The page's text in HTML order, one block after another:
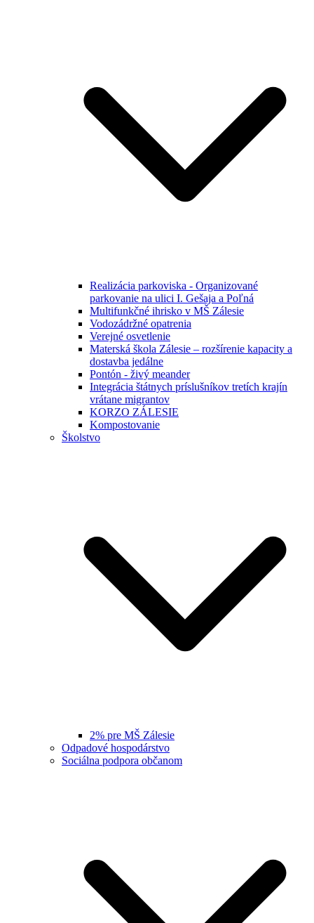
Realizácia parkoviska - Organizované
parkovanie na ulici I. Gešaja a Poľná
Multifunkčné ihrisko v MŠ Zálesie
Vodozádržné opatrenia
Verejné osvetlenie
Materská škola Zálesie – rozšírenie kapacity a
dostavba jedálne
Pontón - živý meander
Integrácia štátnych príslušníkov tretích krajín
vrátane migrantov
KORZO ZÁLESIE
Kompostovanie
Školstvo
2% pre MŠ Zálesie
Odpadové hospodárstvo
Sociálna podpora občanom